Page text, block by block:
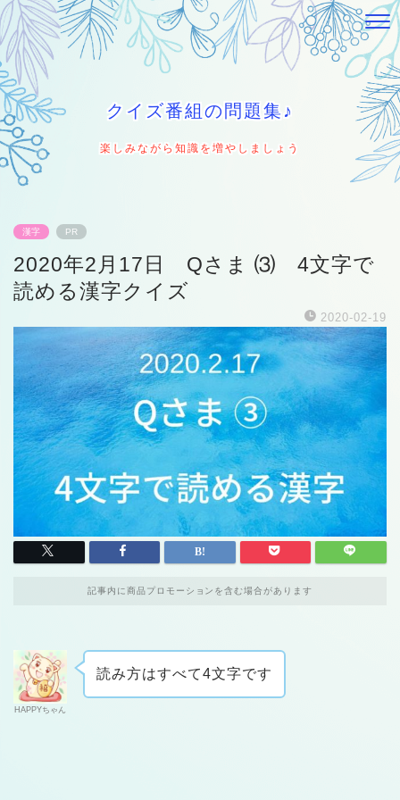
クイズ番組の問題集♪
楽しみながら知識を増やしましょう
漢字 PR
2020年2月17日 Qさま ⑶ 4文字で
読める漢字クイズ
2020-02-19
記事内に商品プロモーションを含む場合があります
HAPPYちゃん
読み方はすべて4文字です